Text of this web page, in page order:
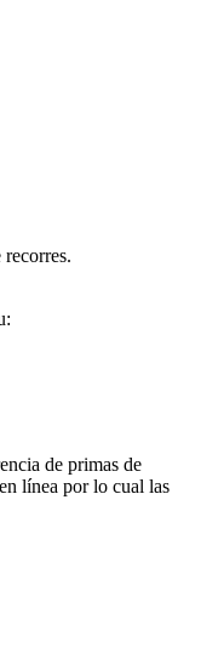
de primas de
línea por lo cual las